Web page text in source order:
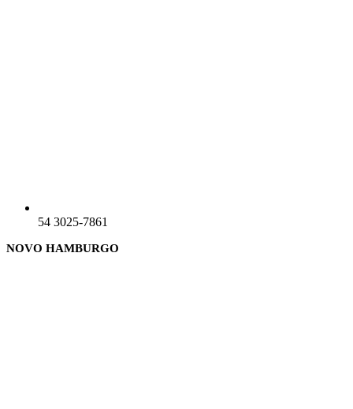
54 3025-7861
NOVO HAMBURGO